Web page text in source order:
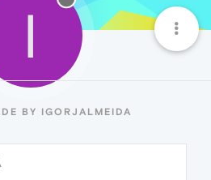
I
BY IGORJALMEIDA